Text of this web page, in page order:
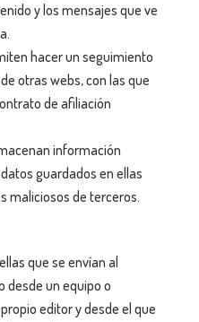
y los mensajes que ve
hacer un seguimiento
otras webs, con las que
de afiliación
información
guardados en ellas
maliciosos de terceros.
que se envían al
desde un equipo o
editor y desde el que